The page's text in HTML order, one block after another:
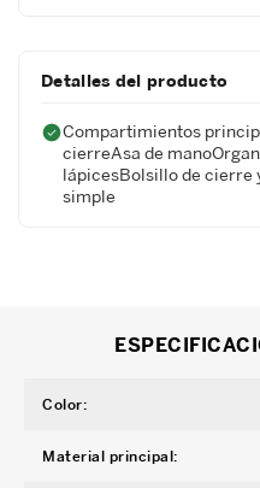
Detalles del producto
Compartimientos
cierreAsa de
lápicesBolsillo de
simple
Color:
Material principal: